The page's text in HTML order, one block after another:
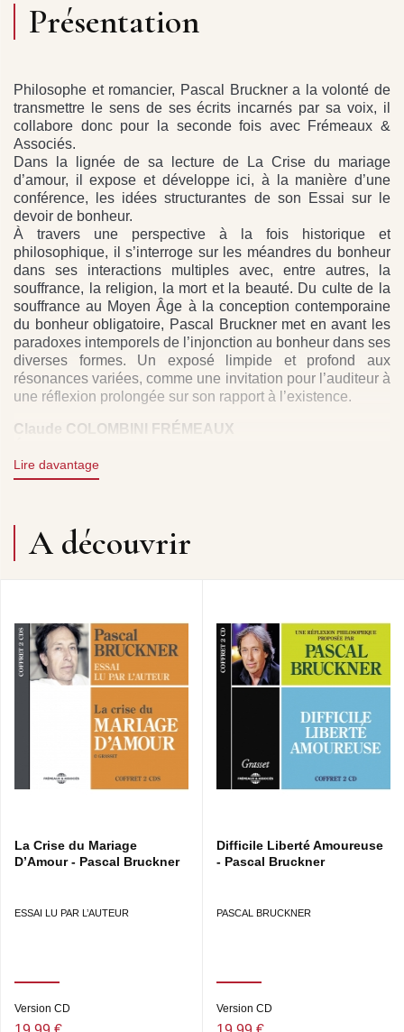
Présentation
Philosophe et romancier, Pascal Bruckner a la volonté de
transmettre le sens de ses écrits incarnés par sa voix, il
collabore donc pour la seconde fois avec Frémeaux &
Associés.
Dans la lignée de sa lecture de La Crise du mariage
d’amour, il expose et développe ici, à la manière d’une
conférence, les idées structurantes de son Essai sur le
devoir de bonheur.
À travers une perspective à la fois historique et
philosophique, il s’interroge sur les méandres du bonheur
dans ses interactions multiples avec, entre autres, la
souffrance, la religion, la mort et la beauté. Du culte de la
souffrance au Moyen Âge à la conception contemporaine
du bonheur obligatoire, Pascal Bruckner met en avant les
paradoxes intemporels de l’injonction au bonheur dans ses
diverses formes. Un exposé limpide et profond aux
résonances variées, comme une invitation pour l’auditeur à
une réflexion prolongée sur son rapport à l’existence.
Claude COLOMBINI FRÉMEAUX
PRODUCTION : CLAUDE COLOMBINI FRÉMEAUX
POUR FREMEAUX & ASSOCIES - LA LIBRAIRIE
DROITS : GROUPE FREMEAUX COLOMBINI SAS EN
ACCORD AVEC GRASSET.
Lire davantage
A découvrir
La Crise du Mariage
D’Amour - Pascal Bruckner
ESSAI LU PAR L’AUTEUR
Version CD
Difficile Liberté Amoureuse
- Pascal Bruckner
PASCAL BRUCKNER
Version CD